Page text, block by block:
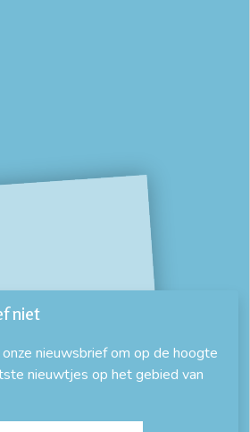
niet
nieuwsbrief om op de hoogte
nieuwtjes op het gebied van